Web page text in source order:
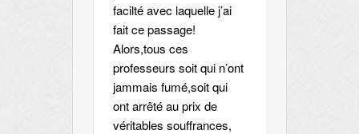
facilté avec laquelle j’ai
fait ce passage!
Alors,tous ces
professeurs soit qui n’ont
jammais fumé,soit qui
ont arrêté au prix de
véritables souffrances,